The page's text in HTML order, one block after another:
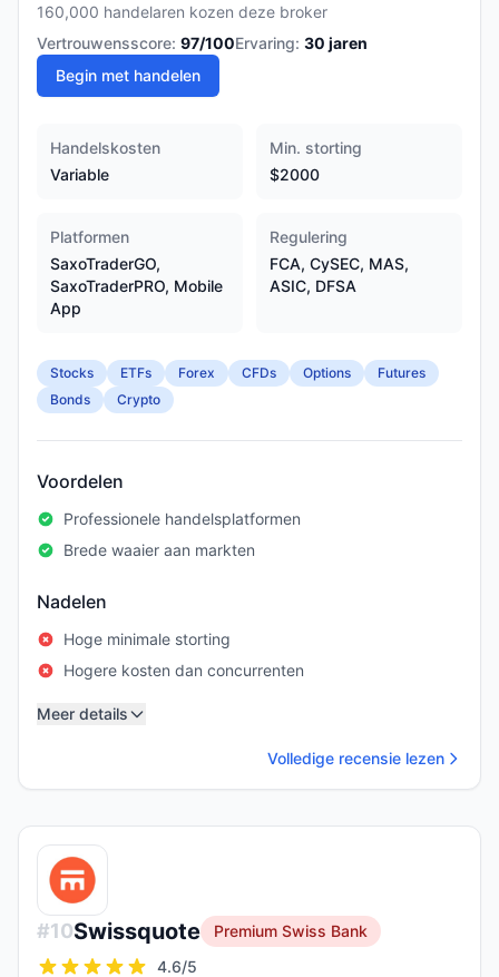
160,000 handelaren kozen deze broker
Vertrouwensscore: 97/100Ervaring: 30 jaren
Begin met handelen
Handelskosten
Variable
Min. storting
$2000
Platformen
SaxoTraderGO,
SaxoTraderPRO, Mobile
App
Regulering
FCA, CySEC, MAS,
ASIC, DFSA
Stocks ETFs Forex CFDs Options
Futures
Bonds
Crypto
Voordelen
Professionele handelsplatformen
Brede waaier aan markten
Nadelen
Hoge minimale storting
Hogere kosten dan concurrenten
Meer details
Volledige recensie lezen
#10Swissquote
Premium Swiss Bank
4.6/5